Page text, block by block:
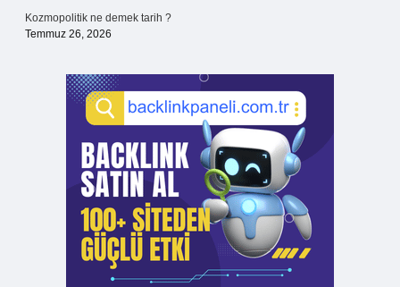
Kozmopolitik ne demek tarih ?
Temmuz 26, 2026